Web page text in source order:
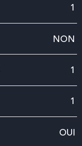
1
NON
1
1
OUI